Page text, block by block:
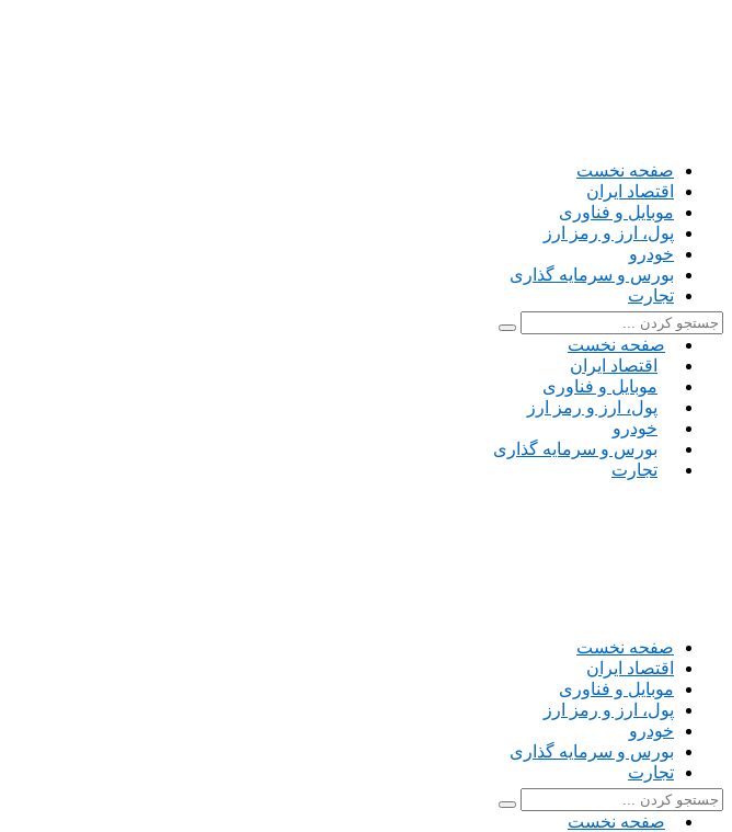
صفحه نخست
اقتصاد ایران
موبایل و فناوری
پول، ارز و رمز ارز
خودرو
بورس و سرمایه گذاری
تجارت
صفحه نخست
اقتصاد ایران
موبایل و فناوری
پول، ارز و رمز ارز
خودرو
بورس و سرمایه گذاری
تجارت
صفحه نخست
اقتصاد ایران
موبایل و فناوری
پول، ارز و رمز ارز
خودرو
بورس و سرمایه گذاری
تجارت
صفحه نخست